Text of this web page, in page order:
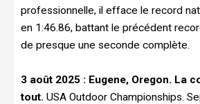
professionnelle, il efface le record
en 1:46.86, battant le précédent
de presque une seconde complète.
3 août 2025 : Eugene, Oregon. La
tout. USA Outdoor Championships.